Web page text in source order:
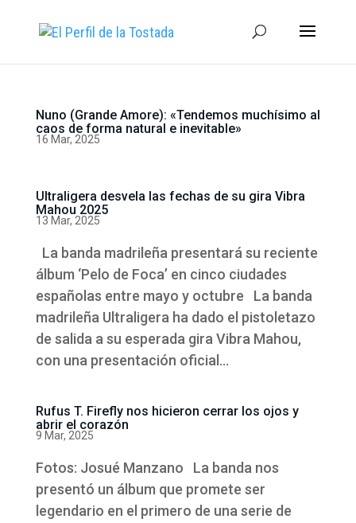
Nuno (Grande Amore): «Tendemos muchísimo al
caos de forma natural e inevitable»
16 Mar, 2025
Ultraligera desvela las fechas de su gira Vibra
Mahou 2025
13 Mar, 2025
La banda madrileña presentará su reciente
álbum ‘Pelo de Foca’ en cinco ciudades
españolas entre mayo y octubre La banda
madrileña Ultraligera ha dado el pistoletazo
de salida a su esperada gira Vibra Mahou,
con una presentación oficial...
Rufus T. Firefly nos hicieron cerrar los ojos y
abrir el corazón
9 Mar, 2025
Fotos: Josué Manzano La banda nos
presentó un álbum que promete ser
legendario en el primero de una serie de